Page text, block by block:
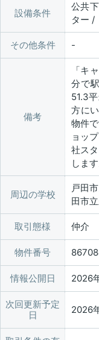
設備条件
公共
ター /
その他条件
備考
「キ
分で
51.3
方に
物件
ョッ
社ス
します
周辺の学校
戸田
田市
取引態様 仲介
物件番号
情報公開日 2026
次回更新予定
日
2026